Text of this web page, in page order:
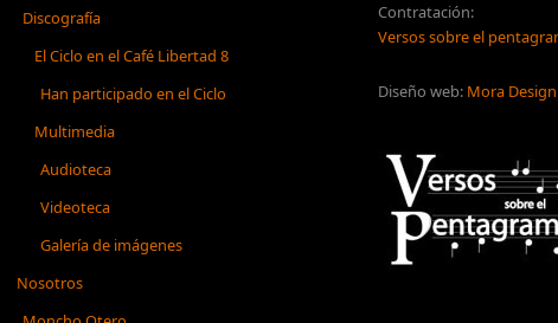
Discografía
El Ciclo en el Café Libertad 8
Han participado en el Ciclo
Multimedia
Audioteca
Videoteca
Galería de imágenes
Nosotros
Contratación:
Versos sobre el
Diseño web: Mora Design